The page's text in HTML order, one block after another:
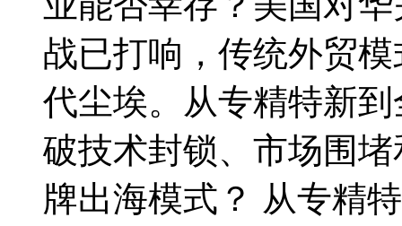
战已打响，传统外贸
代尘埃。从专精特新
破技术封锁、市场围
牌出海模式？ 从专精